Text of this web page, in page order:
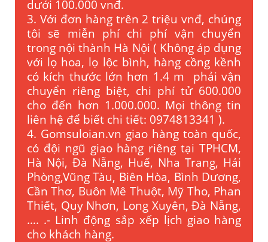
dưới 100.000 vnđ.
3. Với đơn hàng trên 2 triệu vnđ, chúng
tôi sẽ miễn phí chi phí vận chuyển
trong nội thành Hà Nội ( Không áp dụng
với lọ hoa, lọ lộc bình, hàng cồng kềnh
có kích thước lớn hơn 1.4 m phải vận
chuyển riêng biệt, chi phí tử 600.000
cho đến hơn 1.000.000. Mọi thông tin
liên hệ để biết chi tiết: 0974813341 ).
4. Gomsuloian.vn giao hàng toàn quốc,
có đội ngũ giao hàng riêng tại TPHCM,
Hà Nội, Đà Nẵng, Huế, Nha Trang, Hải
Phòng,Vũng Tàu, Biên Hòa, Bình Dương,
Cần Thơ, Buôn Mê Thuột, Mỹ Tho, Phan
Thiết, Quy Nhơn, Long Xuyên, Đà Nẵng,
…. .- Linh động sắp xếp lịch giao hàng
cho khách hàng.